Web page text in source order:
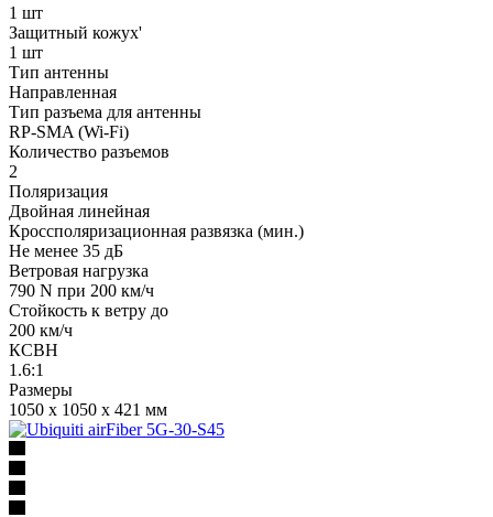
1 шт
Защитный кожух'
1 шт
Тип антенны
Направленная
Тип разъема для антенны
RP-SMA (Wi-Fi)
Количество разъемов
2
Поляризация
Двойная линейная
Кроссполяризационная развязка (мин.)
Не менее 35 дБ
Ветровая нагрузка
790 N при 200 км/ч
Стойкость к ветру до
200 км/ч
КСВН
1.6:1
Размеры
1050 x 1050 x 421 мм